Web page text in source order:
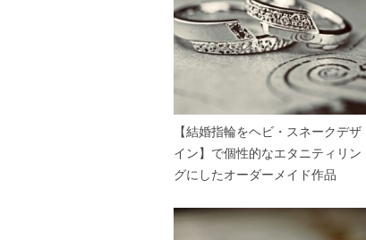
【結婚指輪をヘビ・スネークデザ
イン】で個性的なエタニティリン
グにしたオーダーメイド作品